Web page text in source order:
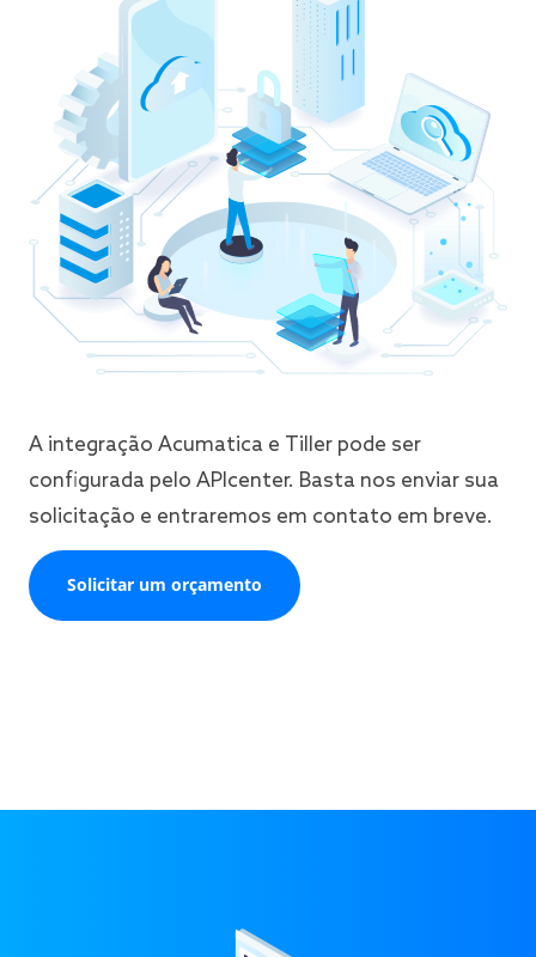
A integração Acumatica e Tiller pode ser
configurada pelo APIcenter. Basta nos enviar sua
solicitação e entraremos em contato em breve.
Solicitar um orçamento